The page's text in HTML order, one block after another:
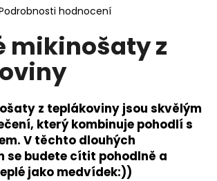
hodnocení
mikinošaty z
z teplákoviny jsou skvělým
který kombinuje pohodlí s
V těchto dlouhých
se budete cítit pohodlně a
jako medvídek:))
HLEDAT